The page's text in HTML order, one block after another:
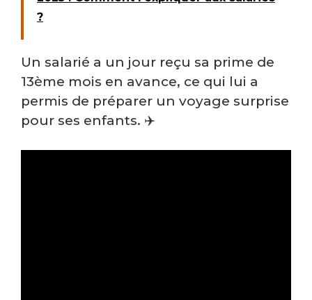
?
Un salarié a un jour reçu sa prime de
13ème mois en avance, ce qui lui a
permis de préparer un voyage surprise
pour ses enfants. ✈️